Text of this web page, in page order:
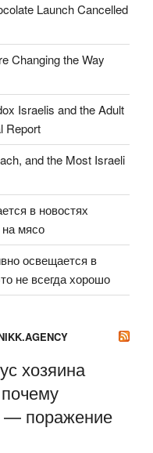
Launch Cancelled
Changing the Way
Israelis and the Adult
Report
and the Most Israeli
в новостях
мясо
освещается в
не всегда хорошо
хозяина
— поражение